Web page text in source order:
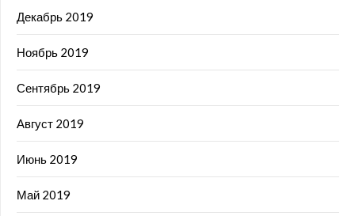
Декабрь 2019
Ноябрь 2019
Сентябрь 2019
Август 2019
Июнь 2019
Май 2019